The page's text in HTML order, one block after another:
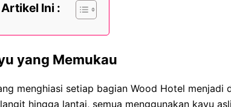
Ini :
yang Memukau
menghiasi setiap bagian Wood Hotel
hingga lantai, semua menggunakan kayu